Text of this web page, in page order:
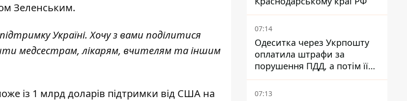
Зеленським.
Україні. Хочу з вами поділитися
медсестрам, лікарям, вчителям та іншим
із 1 млрд доларів підтримки від США на
07:14
Одеситка через Укрпошту
оплатила штрафи за
порушення ПДД, а потім її
рахунки заблокували - в
чому причина і що вирішив
07:13